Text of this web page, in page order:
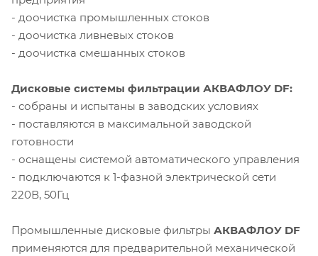
- доочистка промышленных стоков
- доочистка ливневых стоков
- доочистка смешанных стоков
Дисковые системы фильтрации АКВАФЛОУ DF:
- собраны и испытаны в заводских условиях
- поставляются в максимальной заводской
готовности
- оснащены системой автоматического управления
- подключаются к 1-фазной электрической сети
220В, 50Гц
Промышленные дисковые фильтры АКВАФЛОУ DF
применяются для предварительной механической